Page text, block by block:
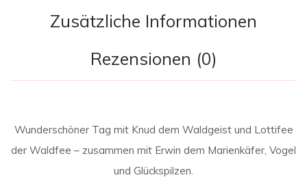
Zusätzliche Informationen
Rezensionen (0)
Wunderschöner Tag mit Knud dem Waldgeist und Lottifee
der Waldfee – zusammen mit Erwin dem Marienkäfer, Vogel
und Glückspilzen.